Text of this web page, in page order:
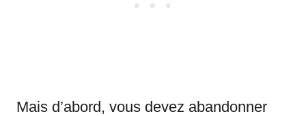
Mais d’abord, vous devez abandonner